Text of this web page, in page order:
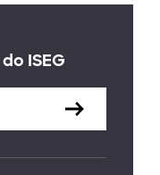
ISEG